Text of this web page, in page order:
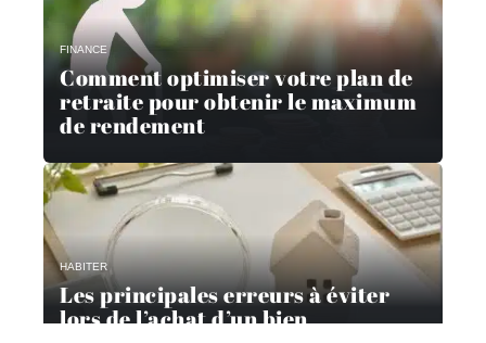
FINANCE
Comment optimiser votre plan de
retraite pour obtenir le maximum
de rendement
HABITER
Les principales erreurs à éviter
lors de l’achat d’un bien